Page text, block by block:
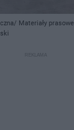
Materiały prasowe